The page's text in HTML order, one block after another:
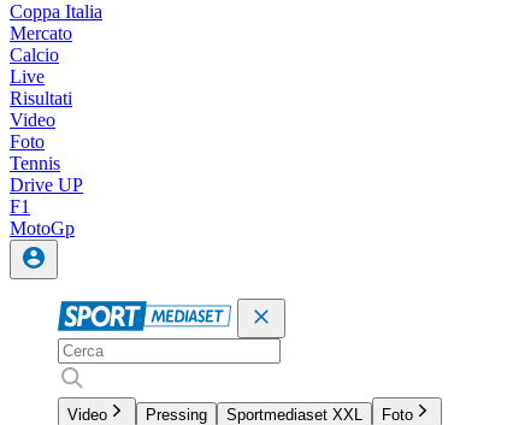
Coppa Italia
Mercato
Calcio
Live
Risultati
Video
Foto
Tennis
Drive UP
F1
MotoGp
Video Pressing Sportmediaset XXL
Foto